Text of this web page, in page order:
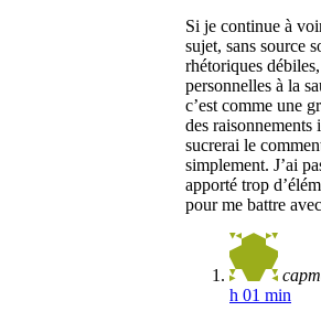
Si je continue à
sujet, sans source
rhétoriques
personnelles à la
c’est comme une
des
sucrerai le
simplement. J’ai
apporté trop
pour me battre
h 01 min